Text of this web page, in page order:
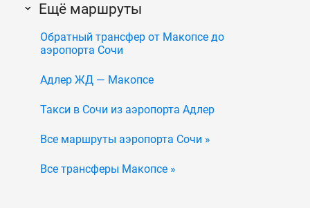
Ещё маршруты
Обратный трансфер от Макопсе до
аэропорта Сочи
Адлер ЖД — Макопсе
Такси в Сочи из аэропорта Адлер
Все маршруты аэропорта Сочи »
Все трансферы Макопсе »